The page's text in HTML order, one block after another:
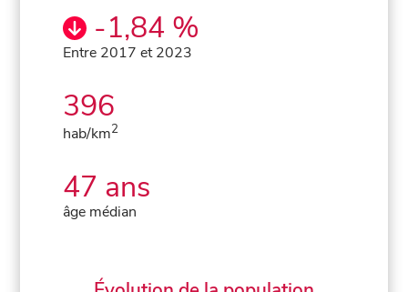
-1,84 %
Entre 2017 et 2023
396
hab/km2
47 ans
âge médian